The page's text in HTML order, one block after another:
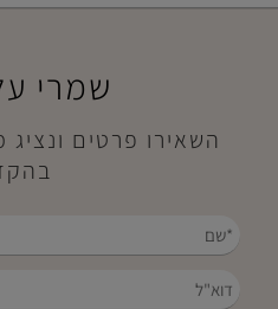
שמרי
השאירו פרטים